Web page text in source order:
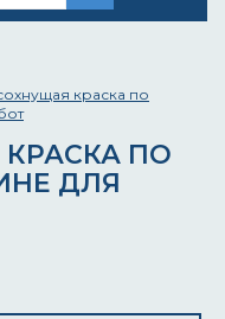
краска по
ПО
ДЛЯ